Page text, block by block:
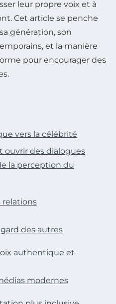
leur propre voix et à
Cet article se penche
génération, son
et la manière
pour encourager des
vers la célébrité
ouvrir des dialogues
la perception du
relations
des autres
authentique et
modernes